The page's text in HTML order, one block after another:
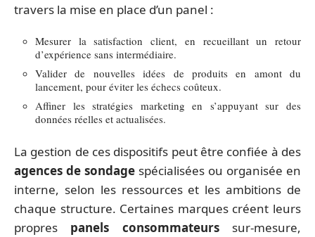
travers la mise en place d’un panel :
Mesurer la satisfaction client, en recueillant un retour
d’expérience sans intermédiaire.
Valider de nouvelles idées de produits en amont du
lancement, pour éviter les échecs coûteux.
Affiner les stratégies marketing en s’appuyant sur des
données réelles et actualisées.
La gestion de ces dispositifs peut être confiée à des
agences de sondage spécialisées ou organisée en
interne, selon les ressources et les ambitions de
chaque structure. Certaines marques créent leurs
propres panels consommateurssur-mesure,